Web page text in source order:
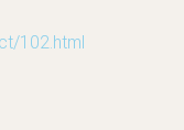
102.html